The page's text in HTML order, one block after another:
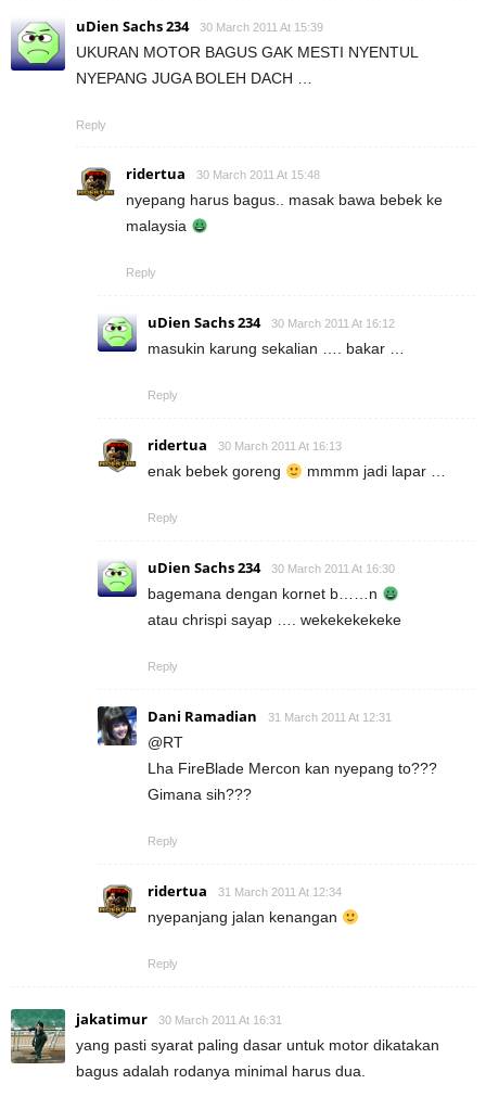
uDien Sachs 234 30 March 2011 At 15:39
UKURAN MOTOR BAGUS GAK MESTI NYENTUL
NYEPANG JUGA BOLEH DACH …
Reply
ridertua 30 March 2011 At 15:48
nyepang harus bagus.. masak bawa bebek ke
malaysia
Reply
uDien Sachs 234 30 March 2011 At 16:12
masukin karung sekalian …. bakar …
Reply
ridertua 30 March 2011 At 16:13
enak bebek goreng mmmm jadi lapar …
Reply
uDien Sachs 234 30 March 2011 At 16:30
bagemana dengan kornet b……n
atau chrispi sayap …. wekekekekeke
Reply
Dani Ramadian 31 March 2011 At 12:31
@RT
Lha FireBlade Mercon kan nyepang to???
Gimana sih???
Reply
ridertua 31 March 2011 At 12:34
nyepanjang jalan kenangan
Reply
jakatimur 30 March 2011 At 16:31
yang pasti syarat paling dasar untuk motor dikatakan
bagus adalah rodanya minimal harus dua.